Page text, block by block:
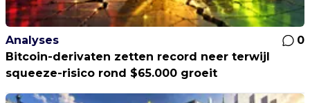
Analyses
0
Bitcoin-derivaten zetten record neer terwijl
squeeze-risico rond $65.000 groeit